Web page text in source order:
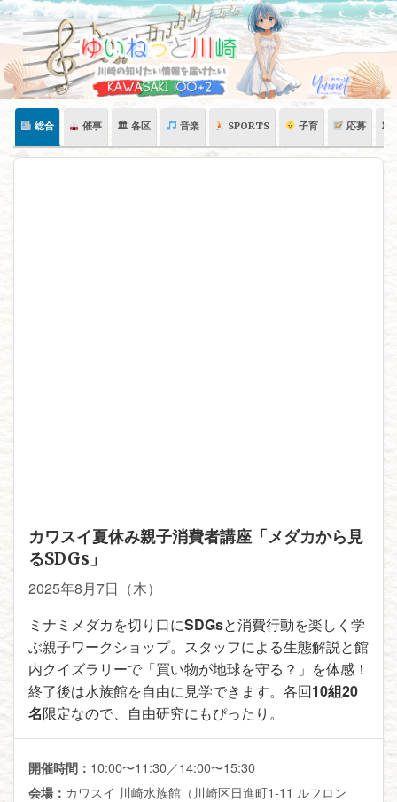
Skip
content
総合 催事 🏛 各区 音楽 SPORTS 子育 応募 🏛
カワスイ夏休み親子消費者講座「メダカから見
るSDGs」
2025年8月7日（木）
ミナミメダカを切り口にSDGsと消費行動を楽しく学
ぶ親子ワークショップ。スタッフによる生態解説と館
内クイズラリーで「買い物が地球を守る？」を体感！
終了後は水族館を自由に見学できます。各回10組20
名限定なので、自由研究にもぴったり。
開催時間： 10:00〜11:30／14:00〜15:30
会場： カワスイ 川崎水族館（川崎区日進町1-11 ルフロン